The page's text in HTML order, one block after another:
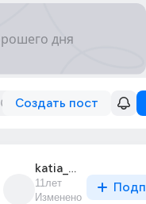
Создать пост
katia_demidova_188
11лет
Изменено